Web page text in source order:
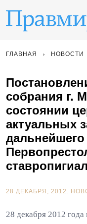
ГЛАВНАЯ НОВОСТИ
собрания г.
состоянии
актуальных
28 ДЕКАБРЯ, 2012.
28 декабря 2012